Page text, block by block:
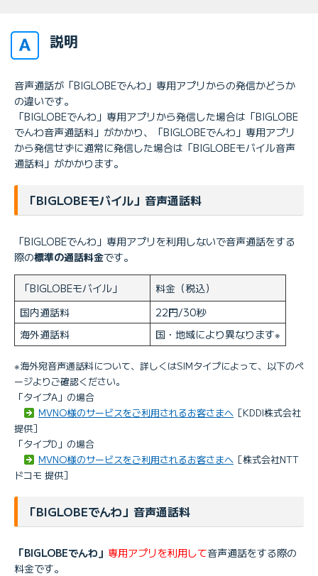
説明
音声通話が「BIGLOBEでんわ」専用アプリからの発信かどうか
の違いです。
「BIGLOBEでんわ」専用アプリから発信した場合は「BIGLOBE
でんわ音声通話料」がかかり、「BIGLOBEでんわ」専用アプリ
から発信せずに通常に発信した場合は「BIGLOBEモバイル音声
通話料」がかかります。
「BIGLOBEモバイル」音声通話料
「BIGLOBEでんわ」専用アプリを利用しないで音声通話をする
際の標準の通話料金です。
「BIGLOBEモバイル」
料金（税込）
国内通話料
22円/30秒
海外通話料
国・地域により異なります※
※海外宛音声通話料について、詳しくはSIMタイプによって、以下のペ
ージよりご確認ください。
「タイプA」の場合
MVNO様のサービスをご利用されるお客さまへ ［KDDI株式会社
提供］
「タイプD」の場合
MVNO様のサービスをご利用されるお客さまへ ［株式会社NTT
ドコモ 提供］
「BIGLOBEでんわ」音声通話料
「BIGLOBEでんわ」 専用アプリを利用して音声通話をする際の
料金です。